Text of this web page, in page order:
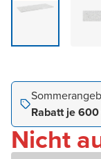
Rabatt je
Nicht